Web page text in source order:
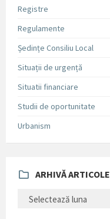
Registre
Regulamente
Ședințe Consiliu Local
Situații de urgență
Situatii financiare
Studii de oportunitate
Urbanism
ARHIVĂ ARTICOLE
ARTICOLE